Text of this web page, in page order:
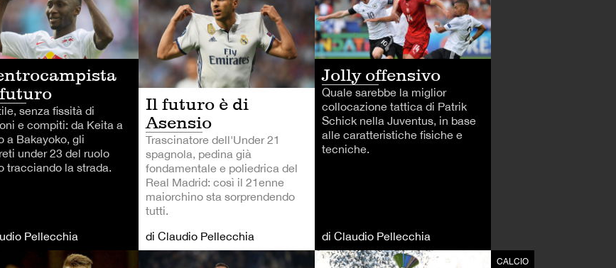
senza fissità di
e compiti: da Keita a
a Bakayoko, gli
under 23 del ruolo
tracciando la strada.
Pellecchia
Il futuro è di
Asensio
Trascinatore dell'Under 21
spagnola, pedina già
fondamentale e poliedrica del
Real Madrid: così il 21enne
maiorchino sta sorprendendo
tutti.
di Claudio Pellecchia
Jolly offensivo
Quale sarebbe la miglior
collocazione tattica di Patrik
Schick nella Juventus, in base
alle caratteristiche fisiche e
tecniche.
di Claudio Pellecchia
CALCIO CALCIO CALCIO